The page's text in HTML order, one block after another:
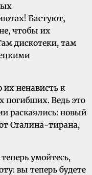
Бастуют,
чтобы их
дискотеки, там
ненависть к
погибших. Ведь это
раскаялись: новый
Сталина-тирана,
умойтесь,
вы теперь будете